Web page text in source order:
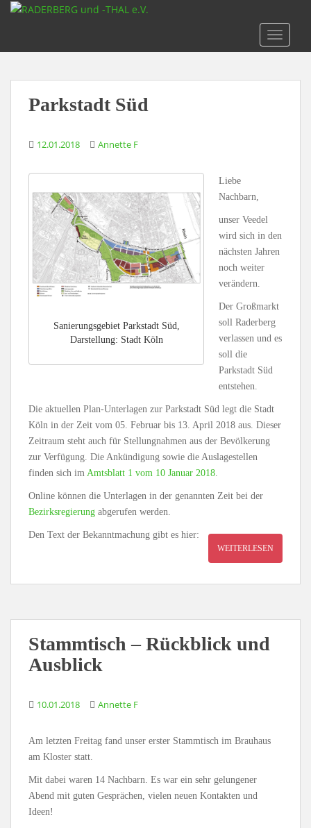
p
Parkstadt Süd
12.01.2018 Annette F
Sanierungsgebiet Parkstadt Süd,
Darstellung: Stadt Köln
Liebe
Nachbarn,
unser Veedel
wird sich in den
nächsten Jahren
noch weiter
verändern.
Der Großmarkt
soll Raderberg
verlassen und es
soll die
Parkstadt Süd
entstehen.
Die aktuellen Plan-Unterlagen zur Parkstadt Süd legt die Stadt
Köln in der Zeit vom 05. Februar bis 13. April 2018 aus. Dieser
Zeitraum steht auch für Stellungnahmen aus der Bevölkerung
zur Verfügung. Die Ankündigung sowie die Auslagestellen
finden sich im Amtsblatt 1 vom 10 Januar 2018
Online können die Unterlagen in der genannten Zeit bei der
Bezirksregierung abgerufen werden.
Den Text der Bekanntmachung gibt es hier:
WEITERLESEN
Stammtisch – Rückblick und
Ausblick
10.01.2018 Annette F
Am letzten Freitag fand unser erster Stammtisch im Brauhaus
am Kloster statt.
Mit dabei waren 14 Nachbarn. Es war ein sehr gelungener
Abend mit guten Gesprächen, vielen neuen Kontakten und
Ideen!